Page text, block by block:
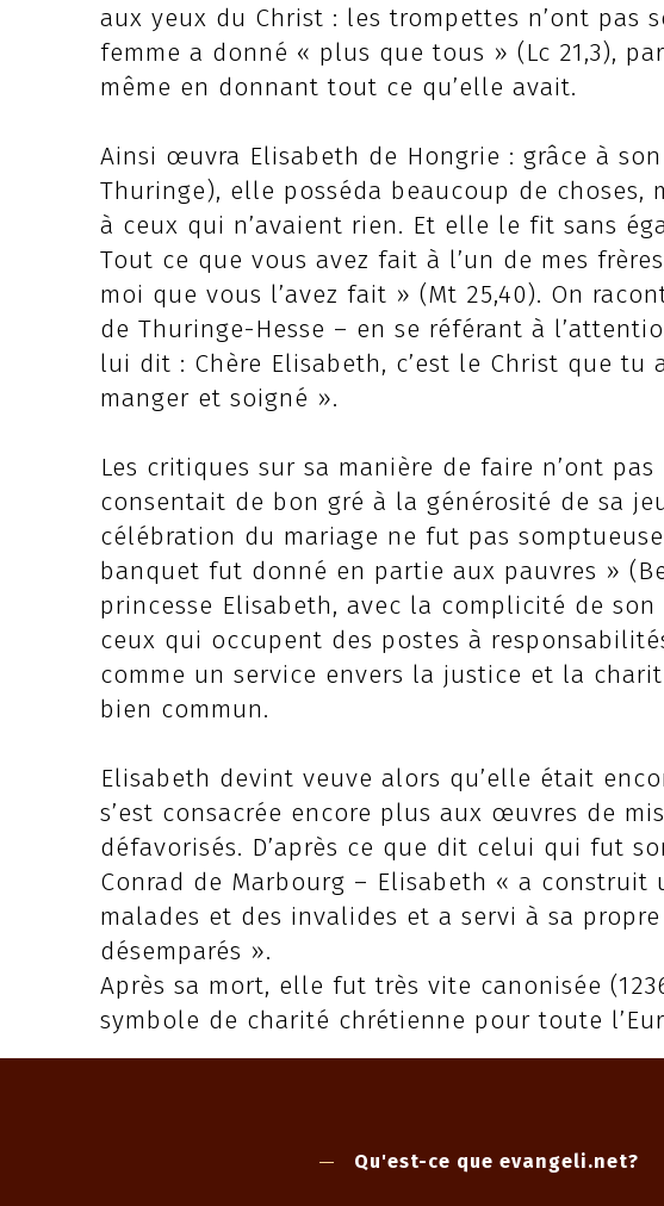
aux yeux du Christ : les trompettes n’ont pas
femme a donné « plus que tous » (Lc 21,3),
même en donnant tout ce qu’elle avait.
Ainsi œuvra Elisabeth de Hongrie : grâce à
Thuringe), elle posséda beaucoup de choses,
à ceux qui n’avaient rien. Et elle le fit sans
Tout ce que vous avez fait à l’un de mes
moi que vous l’avez fait » (Mt 25,40). On
de Thuringe-Hesse – en se référant à
lui dit : Chère Elisabeth, c’est le Christ que tu
manger et soigné ».
Les critiques sur sa manière de faire n’ont
consentait de bon gré à la générosité de sa
célébration du mariage ne fut pas
banquet fut donné en partie aux pauvres »
princesse Elisabeth, avec la complicité de
ceux qui occupent des postes à
comme un service envers la justice et la
bien commun.
Elisabeth devint veuve alors qu’elle était
s’est consacrée encore plus aux œuvres de
défavorisés. D’après ce que dit celui qui fut
Conrad de Marbourg – Elisabeth « a
malades et des invalides et a servi à sa
désemparés ».
Après sa mort, elle fut très vite canonisée
symbole de charité chrétienne pour toute
Qu'est-ce que evangeli.net?